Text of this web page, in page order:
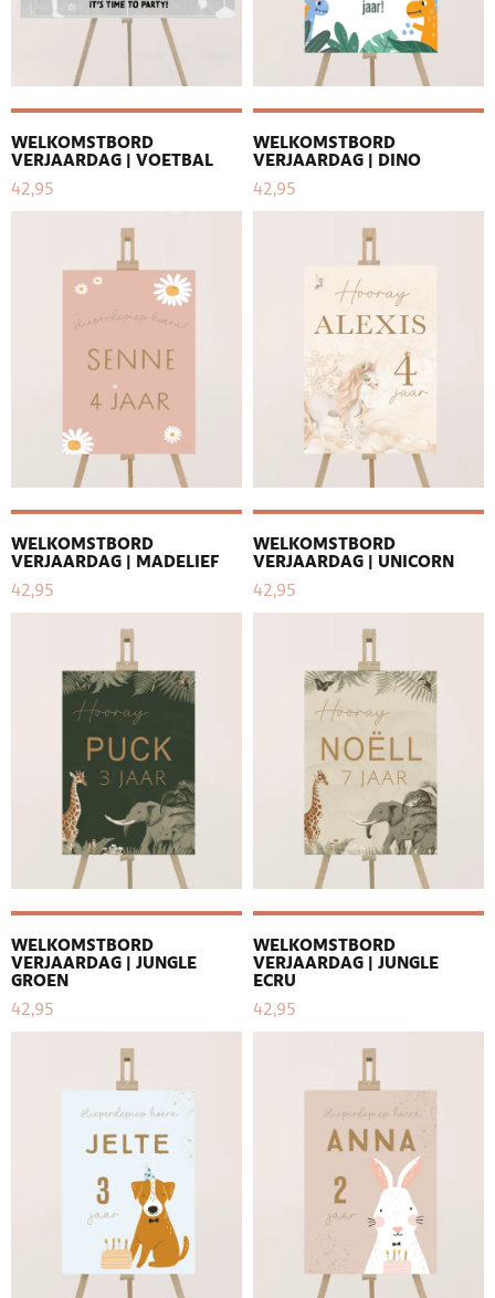
WELKOMSTBORD
VERJAARDAG | VOETBAL
42,95
WELKOMSTBORD
VERJAARDAG | DINO
42,95
WELKOMSTBORD
VERJAARDAG | MADELIEF
42,95
WELKOMSTBORD
VERJAARDAG | UNICORN
42,95
WELKOMSTBORD
VERJAARDAG | JUNGLE
GROEN
42,95
WELKOMSTBORD
VERJAARDAG | JUNGLE
ECRU
42,95